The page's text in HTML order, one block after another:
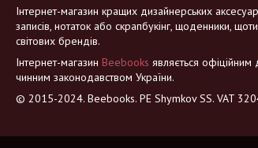
Інтернет-магазин кращих дизайнерських
записів, нотаток або скрапбукінг, щоденники,
світових брендів.
Інтернет-магазин Beebooks являється
чинним законодавством України.
© 2015-2024. Beebooks. PE Shymkov SS. VAT